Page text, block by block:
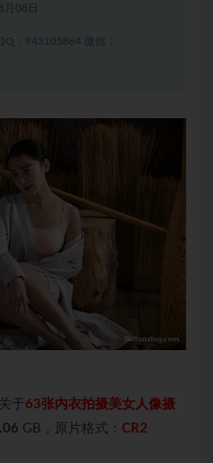
08日
：943105864 微信：
于63张内衣拍摄美女人像摄
GB，原片格式： CR2